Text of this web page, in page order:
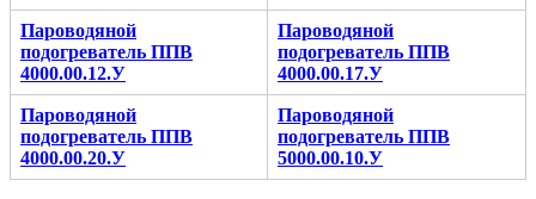
Пароводяной
подогреватель ППВ
4000.00.12.У
Пароводяной
подогреватель ППВ
4000.00.17.У
Пароводяной
подогреватель ППВ
4000.00.20.У
Пароводяной
подогреватель ППВ
5000.00.10.У